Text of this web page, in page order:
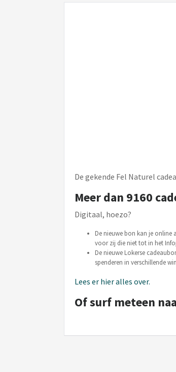
De gekende Fel Naturel
Meer dan 9160
Digitaal, hoezo?
De nieuwe bon kan je online
voor zij die niet tot in het
De nieuwe Lokerse
spenderen in verschillende
Lees er hier alles over.
Of surf meteen